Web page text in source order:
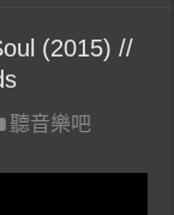
(2015) //
聽音樂吧